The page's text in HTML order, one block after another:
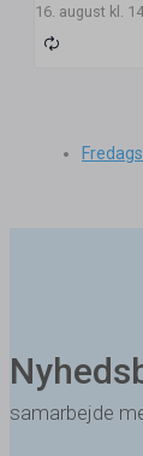
16. august kl.
samarbejde